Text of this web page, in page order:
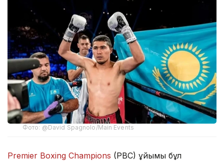
Фото: @David Spagnolo/Main Events
Premier Boxing Champions (PBC) ұйымы бұл